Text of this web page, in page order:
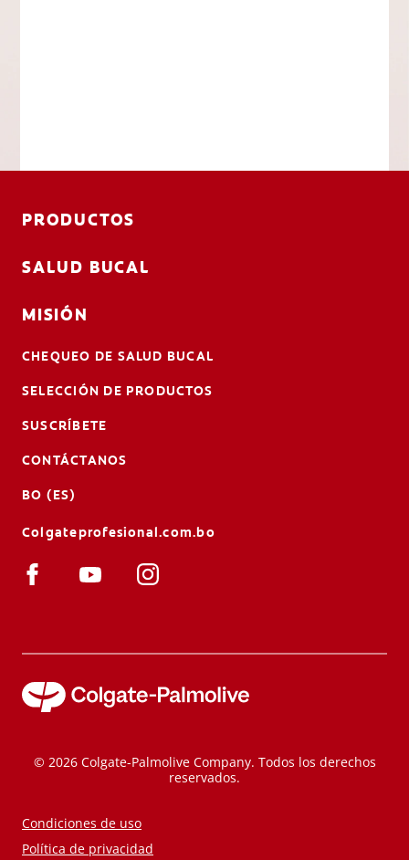
PRODUCTOS
SALUD BUCAL
MISIÓN
CHEQUEO DE SALUD BUCAL
SELECCIÓN DE PRODUCTOS
SUSCRÍBETE
CONTÁCTANOS
BO (ES)
Colgateprofesional.com.bo
© 2026 Colgate-Palmolive Company. Todos los derechos
reservados.
Condiciones de uso
Política de privacidad